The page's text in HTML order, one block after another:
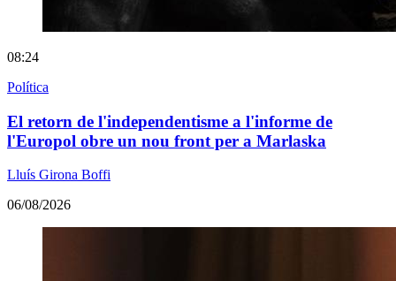
08:24
Política
El retorn de l'independentisme a l'informe de
l'Europol obre un nou front per a Marlaska
Lluís Girona Boffi
06/08/2026